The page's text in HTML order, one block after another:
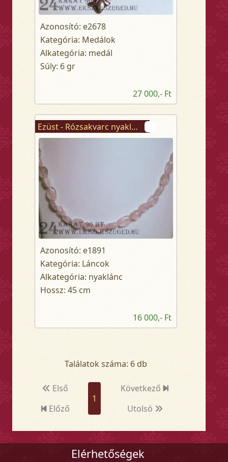
Azonosító: e2678
Kategória: Medálok
Alkategória: medál
Súly: 6 gr
27 000,- Ft
Ezüst - Rózsakvarc nyaklánc
Azonosító: e1891
Kategória: Láncok
Alkategória: nyaklánc
Hossz: 45 cm
16 000,- Ft
Találatok száma: 6 db
Első
Előző
1
Következő
Utolsó
Elérhetőségek